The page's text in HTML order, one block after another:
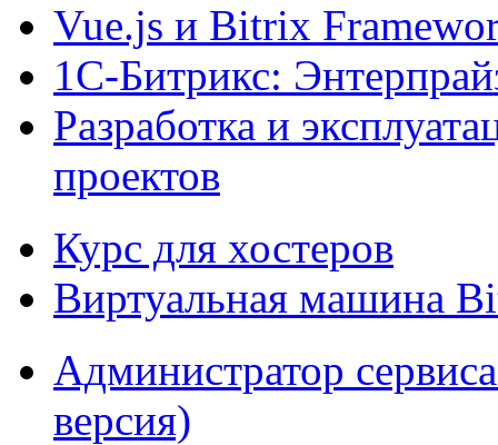
Vue.js и Bitrix
1С-Битрикс:
Разработка и
проектов
Курс для хостеров
Виртуальная машина
Администратор
версия)